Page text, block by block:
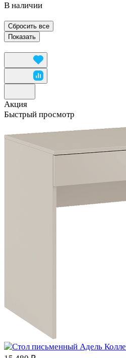
В наличии
Сбросить все
Акция
Быстрый просмотр